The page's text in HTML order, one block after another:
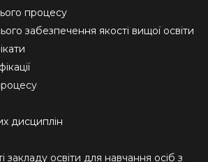
процесу
забезпечення якості вищої освіти
дисциплін
закладу освіти для навчання осіб з